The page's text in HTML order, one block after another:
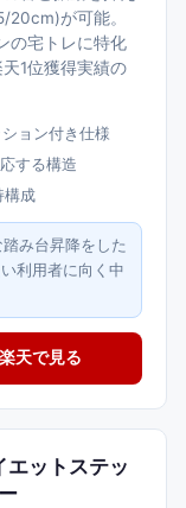
20cm)が可能。
の宅トレに特化
1位獲得実績の
ョン付き仕様
する構造
構成
み台昇降をした
利用者に向く中
楽天で見る
エットステッ